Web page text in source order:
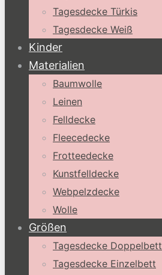
Tagesdecke Türkis
Tagesdecke Weiß
Kinder
Materialien
Baumwolle
Leinen
Felldecke
Fleecedecke
Frotteedecke
Kunstfelldecke
Webpelzdecke
Wolle
Größen
Tagesdecke Doppelbett
Tagesdecke Einzelbett